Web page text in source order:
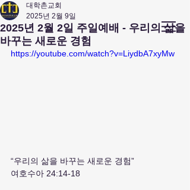
앤아버​ 대학촌 교회
Campus Town Church of Ann Arbor
2025년 2월 2일 주일예배 - 우리의 삶을
바꾸는 새로운 경험
대학촌교회
2025년 2월 9일
https://youtube.com/watch?v=LiydbA7xyMw
“우리의 삶을 바꾸는 새로운 경험”
여호수아 24:14-18